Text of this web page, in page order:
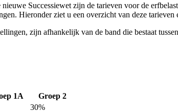
Successiewet zijn de tarieven voor de
Hieronder ziet u een overzicht van deze tarieven
zijn afhankelijk van de band die bestaat
1A
Groep 2
30%